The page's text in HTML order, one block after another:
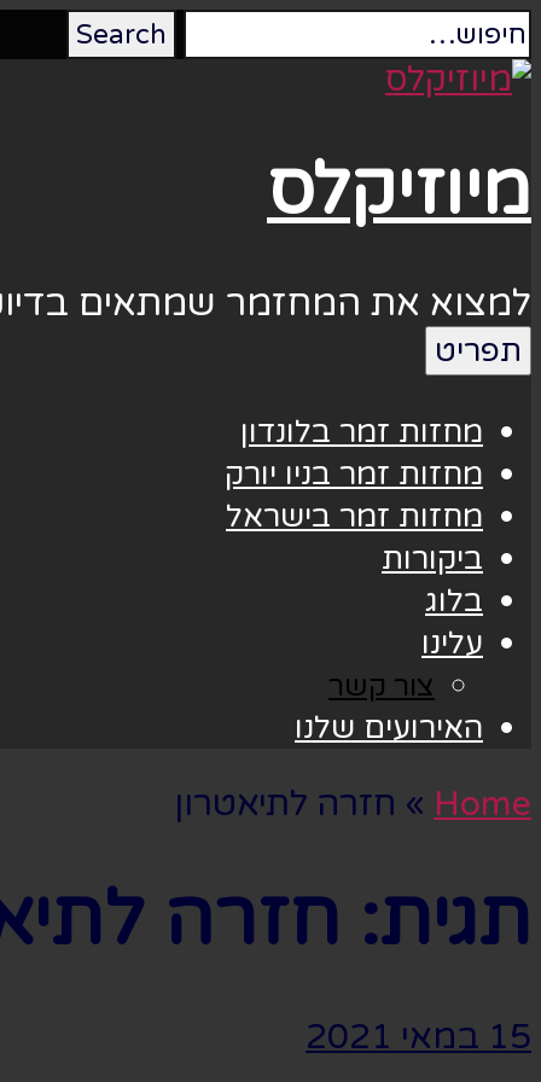
מיוזיקלס
למצוא את המחזמר שמתאים
תפריט
מחזות זמר בלונדון
מחזות זמר בניו יורק
מחזות זמר בישראל
ביקורות
בלוג
עלינו
צור קשר
האירועים שלנו
Home
» חזרה לתיאטרון
תגית: חזרה
15 במאי 2021